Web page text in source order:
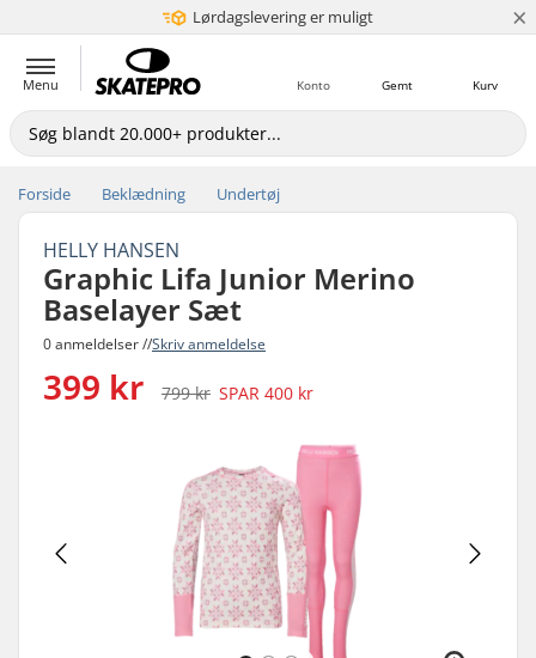
Lørdagslevering er muligt
5+ mio. kunder ×
Menu Kurv
Gemt
Konto
Forside Beklædning Undertøj
HELLY HANSEN
Graphic Lifa Junior Merino
Baselayer Sæt
0 anmeldelser //Skriv anmeldelse
399 kr 799 kr SPAR 400 kr